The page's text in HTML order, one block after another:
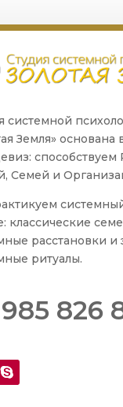
системной
Земля» основана
способствуем
Семей и
классические
расстановки и
ритуалы.
826